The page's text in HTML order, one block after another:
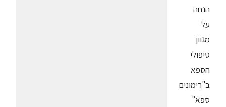
הנחה
על
מגוון
טיפולי
הספא
ב"רימונים
ספא"